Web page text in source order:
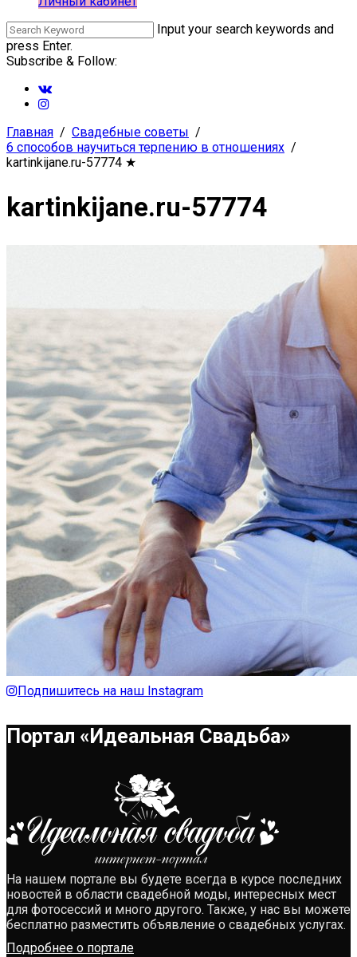
Input your search keywords and
press Enter.
Subscribe & Follow:
Главная
Свадебные советы
6 способов научиться терпению в отношениях
kartinkijane.ru-57774 ★
kartinkijane.ru-57774
Подпишитесь на наш Instagram
Портал «Идеальная Свадьба»
На нашем портале вы будете всегда в курсе последних
новостей в области свадебной моды, интересных мест
для фотосессий и много другого. Также, у нас вы можете
бесплатно разместить объявление о свадебных услугах.
Подробнее о портале